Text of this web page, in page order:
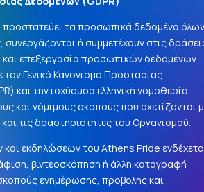
τα προσωπικά δεδομένα όλων
ή συμμετέχουν στις
και επεξεργασία προσωπικών δεδομένων
Γενικό Κανονισμό Προστασίας
) και την ισχύουσα ελληνική νομοθεσία,
και νόμιμους σκοπούς που σχετίζονται
και τις δραστηριότητες του Οργανισμού.
εκδηλώσεων του Athens Pride
βιντεοσκόπηση ή άλλη καταγραφή
ενημέρωσης, προβολής και